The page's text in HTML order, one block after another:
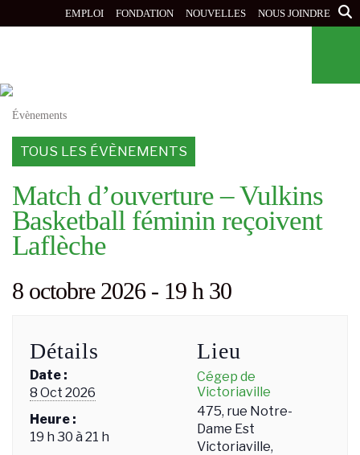
au
EMPLOI FONDATION NOUVELLES NOUS JOINDRE
Évènements
TOUS LES ÉVÈNEMENTS
Match d’ouverture – Vulkins
Basketball féminin reçoivent
Laflèche
8 octobre 2026 - 19 h 30
Détails
Date :
8 Oct 2026
Heure :
19 h 30 à 21 h
Lieu
Cégep de
Victoriaville
475, rue Notre-
Dame Est
Victoriaville,